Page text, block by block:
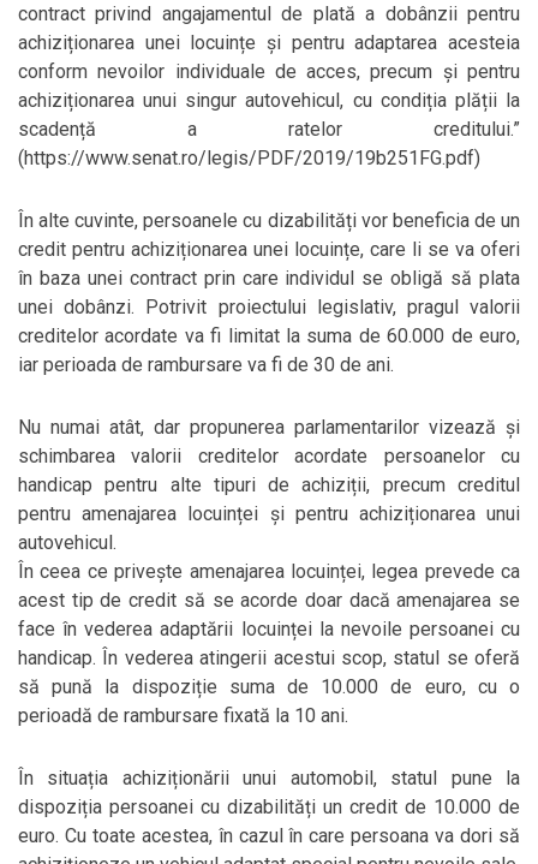
contract privind angajamentul de plată a dobânzii pentru
achiziționarea unei locuințe și pentru adaptarea acesteia
conform nevoilor individuale de acces, precum și pentru
achiziționarea unui singur autovehicul, cu condiția plății la
scadență a ratelor creditului.”
(https://www.senat.ro/legis/PDF/2019/19b251FG.pdf)
În alte cuvinte, persoanele cu dizabilități vor beneficia de un
credit pentru achiziționarea unei locuințe, care li se va oferi
în baza unei contract prin care individul se obligă să plata
unei dobânzi. Potrivit proiectului legislativ, pragul valorii
creditelor acordate va fi limitat la suma de 60.000 de euro,
iar perioada de rambursare va fi de 30 de ani.
Nu numai atât, dar propunerea parlamentarilor vizează și
schimbarea valorii creditelor acordate persoanelor cu
handicap pentru alte tipuri de achiziții, precum creditul
pentru amenajarea locuinței și pentru achiziționarea unui
autovehicul.
În ceea ce privește amenajarea locuinței, legea prevede ca
acest tip de credit să se acorde doar dacă amenajarea se
face în vederea adaptării locuinței la nevoile persoanei cu
handicap. În vederea atingerii acestui scop, statul se oferă
să pună la dispoziție suma de 10.000 de euro, cu o
perioadă de rambursare fixată la 10 ani.
În situația achiziționării unui automobil, statul pune la
dispoziția persoanei cu dizabilități un credit de 10.000 de
euro. Cu toate acestea, în cazul în care persoana va dori să